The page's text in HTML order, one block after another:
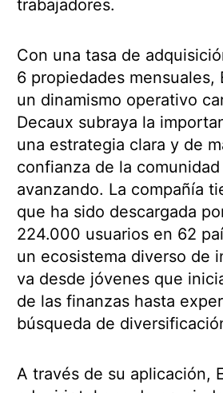
trabajadores.
Con una tasa de
6 propiedades mensuales,
un dinamismo operativo
Decaux subraya la
una estrategia clara y de
confianza de la
avanzando. La compañía
que ha sido descargada
224.000 usuarios en 62
un ecosistema diverso de
va desde jóvenes que
de las finanzas hasta
búsqueda de
A través de su aplicación,